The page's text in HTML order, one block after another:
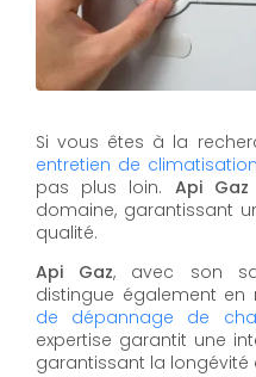
Si vous êtes à la
entretien de
pas plus loin. Api Gaz
domaine, garantissant
qualité.
Api Gaz, avec son
distingue également en
de dépannage de
expertise garantit une
garantissant la